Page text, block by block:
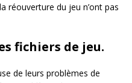
réouverture du jeu n’ont pas
fichiers de jeu.
de leurs problèmes de